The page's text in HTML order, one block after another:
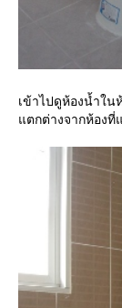
เข้าไปดูห้องน้ำใ
แตกต่างจากห้อง